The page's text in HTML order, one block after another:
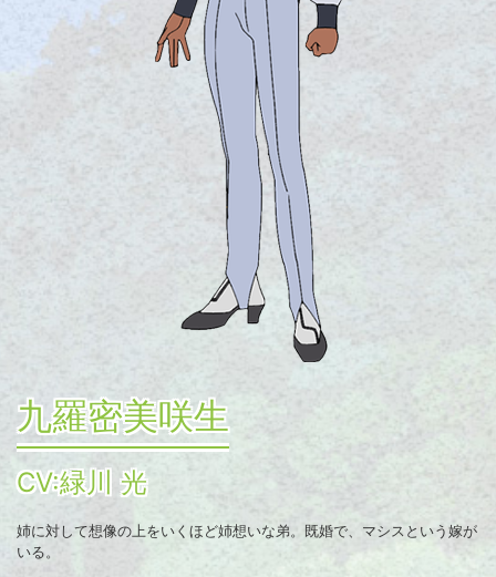
九羅密美咲生
CV:緑川 光
姉に対して想像の上をいくほど姉想いな弟。既婚で、マシスという嫁が
いる。